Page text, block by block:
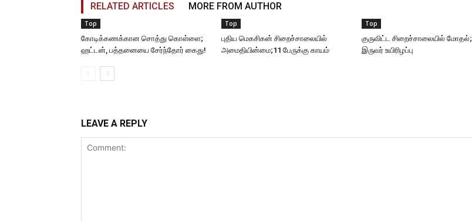
RELATED ARTICLES MORE FROM AUTHOR
Top
கோடிக்கணக்கான சொத்து கொள்ளை;
ஹட்டன், பத்தனையை சேர்ந்தோர் கைது!
Top
புதிய மெகசிகன் சிறைச்சாலையில்
அமைதியின்மை;11 பேருக்கு காயம்
Top
குருவிட்ட சிறைச்சாலையில் மோதல்;
இருவர் உயிரிழப்பு
LEAVE A REPLY